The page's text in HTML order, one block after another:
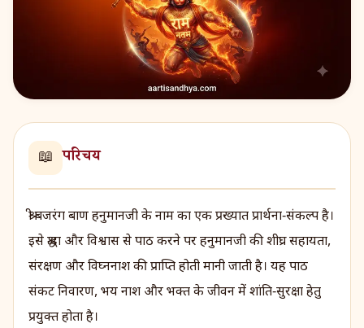
📖 परिचय
श्री बजरंग बाण हनुमानजी के नाम का एक प्रख्यात प्रार्थना‑संकल्प है।
इसे श्रद्धा और विश्वास से पाठ करने पर हनुमानजी की शीघ्र सहायता,
संरक्षण और विघ्ननाश की प्राप्ति होती मानी जाती है। यह पाठ
संकट निवारण, भय नाश और भक्त के जीवन में शांति‑सुरक्षा हेतु
प्रयुक्त होता है।